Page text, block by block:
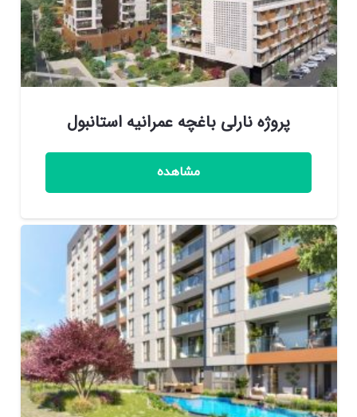
پروژه نارلی باغچه عمرانیه استانبول
مشاهده